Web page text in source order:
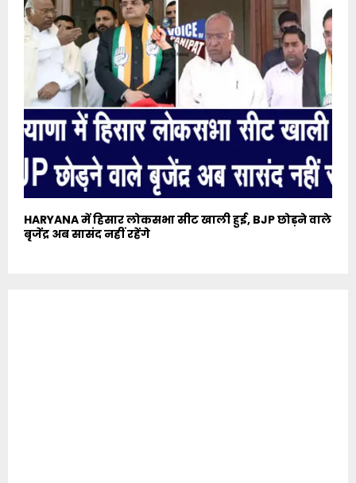
HARYANA में हिसार लोकसभा सीट खाली हुई, BJP छोड़ने वाले
बृजेंद्र अब सासंद नहीं रहेंगे